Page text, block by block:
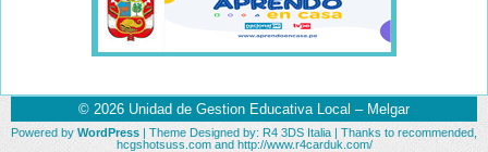
© 2026 Unidad de Gestion Educativa Local – Melgar
Powered by WordPress | Theme Designed by: R4 3DS Italia | Thanks to recommended
hcgshotsuss.comand http://www.r4carduk.com/